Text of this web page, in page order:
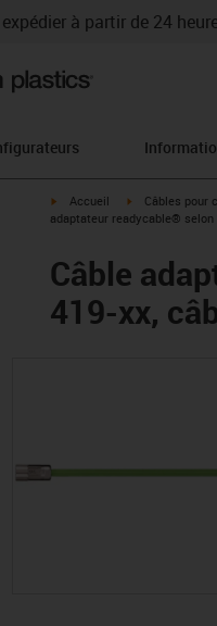
à partir de 24
igus-icon-arrow-right
Accueil igus-icon-
Câbles pour
adaptateur readycable® selon
Câble
419-xx,